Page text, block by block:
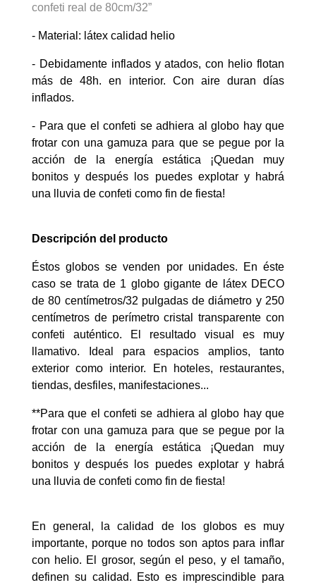
confeti real de 80cm/32”
- Material: látex calidad helio
- Debidamente inflados y atados, con helio flotan
más de 48h. en interior. Con aire duran días
inflados.
- Para que el confeti se adhiera al globo hay que
frotar con una gamuza para que se pegue por la
acción de la energía estática ¡Quedan muy
bonitos y después los puedes explotar y habrá
una lluvia de confeti como fin de fiesta!
Descripción del producto
Éstos globos se venden por unidades. En éste
caso se trata de 1 globo gigante de látex DECO
de 80 centímetros/32 pulgadas de diámetro y 250
centímetros de perímetro cristal transparente con
confeti auténtico. El resultado visual es muy
llamativo. Ideal para espacios amplios, tanto
exterior como interior. En hoteles, restaurantes,
tiendas, desfiles, manifestaciones...
**Para que el confeti se adhiera al globo hay que
frotar con una gamuza para que se pegue por la
acción de la energía estática ¡Quedan muy
bonitos y después los puedes explotar y habrá
una lluvia de confeti como fin de fiesta!
En general, la calidad de los globos es muy
importante, porque no todos son aptos para inflar
con helio. El grosor, según el peso, y el tamaño,
definen su calidad. Esto es imprescindible para